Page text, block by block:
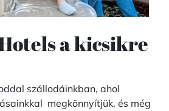
a kicsikre
szállodáinkban, ahol
megkönnyítjük, és még